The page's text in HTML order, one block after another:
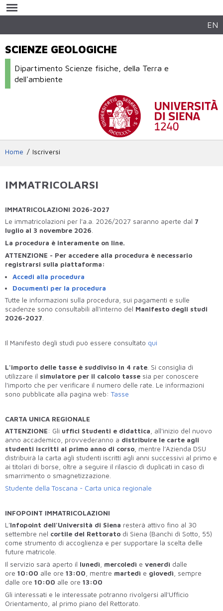
contenuto
EN
SCIENZE GEOLOGICHE
Dipartimento Scienze fisiche, della Terra e
dell'ambiente
Home Iscriversi
IMMATRICOLARSI
IMMATRICOLAZIONI 2026-2027
Le immatricolazioni per l'a.a. 2026/2027 saranno aperte dal 7
luglio al 3 novembre 2026.
La procedura è interamente on line.
ATTENZIONE - Per accedere alla procedura è necessario
registrarsi sulla piattaforma:
Accedi alla procedura
Documenti per la procedura
Tutte le informazioni sulla procedura, sui pagamenti e sulle
scadenze sono consultabili all'interno del Manifesto degli studi
2026-2027.
Il Manifesto degli studi può essere consultato qui
L'importo delle tasse è suddiviso in 4 rate . Si consiglia di
utilizzare il simulatore per il calcolo tasse sia per conoscere
l'importo che per verificare il numero delle rate. Le informazioni
sono pubblicate alla pagina web:Tasse
CARTA UNICA REGIONALE
ATTENZIONE: Gli uffici Studenti e didattica, all'inizio del nuovo
anno accademico, provvederanno a distribuire le carte agli
studenti iscritti al primo anno di corso, mentre l’Azienda DSU
distribuirà la carta agli studenti iscritti agli anni successivi al primo e
ai titolari di borse, oltre a seguire il rilascio di duplicati in caso di
smarrimento o smagnetizzazione.
Studente della Toscana - Carta unica regionale
INFOPOINT IMMATRICOLAZIONI
L’Infopoint dell'Università di Siena resterà attivo fino al 30
settembre nel cortile del Rettorato di Siena (Banchi di Sotto, 55)
come strumento di accoglienza e per supportare la scelta delle
future matricole.
Il servizio sarà aperto il lunedì mercoledì e venerdì dalle
ore 10:00 alle ore 13:00 , mentre martedì e giovedì , sempre
dalle ore 10:00 alle ore 13:00
Gli interessati e le interessate potranno rivolgersi all'Ufficio
Orientamento, al primo piano del Rettorato.